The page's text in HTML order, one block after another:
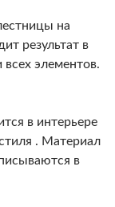
на
результат в
элементов.
в интерьере
. Материал
в